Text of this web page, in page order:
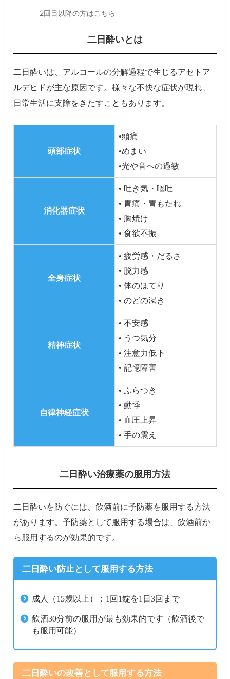
2回目以降の方はこちら
二日酔いとは
二日酔いは、アルコールの分解過程で生じるアセトア
ルデヒドが主な原因です。様々な不快な症状が現れ、
日常生活に支障をきたすこともあります。
頭部症状
•頭痛
•めまい
•光や音への過敏
消化器症状
• 吐き気・嘔吐
• 胃痛・胃もたれ
• 胸焼け
• 食欲不振
全身症状
• 疲労感・だるさ
• 脱力感
• 体のほてり
• のどの渇き
精神症状
• 不安感
• うつ気分
• 注意力低下
• 記憶障害
自律神経症状
• ふらつき
• 動悸
• 血圧上昇
• 手の震え
二日酔い治療薬の服用方法
二日酔いを防ぐには、飲酒前に予防薬を服用する方法
があります。予防薬として服用する場合は、飲酒前か
ら服用するのが効果的です。
二日酔い防止として服用する方法
成人（15歳以上）：1回1錠を1日3回まで
飲酒30分前の服用が最も効果的です（飲酒後で
も服用可能）
二日酔いの改善として服用する方法